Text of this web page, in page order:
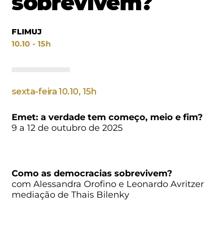
FLIMUJ
10.10 - 15h
sexta-feira 10.10, 15h
Emet: a verdade tem começo, meio e fim?
9 a 12 de outubro de 2025
Como as democracias sobrevivem?
com Alessandra Orofino e Leonardo Avritzer
mediação de Thais Bilenky